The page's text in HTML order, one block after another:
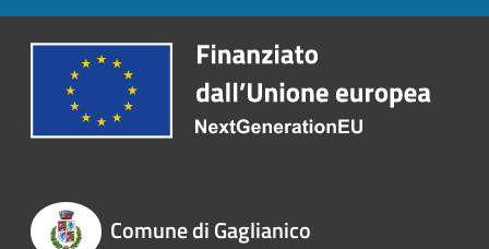
Comune di Gaglianico